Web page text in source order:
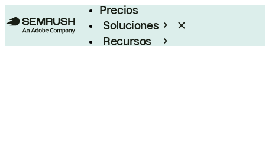
Precios
Soluciones
Recursos